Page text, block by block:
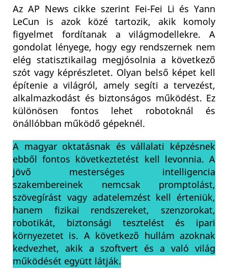
Az AP News cikke szerint Fei-Fei Li és Yann
LeCun is azok közé tartozik, akik komoly
figyelmet fordítanak a világmodellekre. A
gondolat lényege, hogy egy rendszernek nem
elég statisztikailag megjósolnia a következő
szót vagy képrészletet. Olyan belső képet kell
építenie a világról, amely segíti a tervezést,
alkalmazkodást és biztonságos működést. Ez
különösen fontos lehet robotoknál és
önállóbban működő gépeknél.
A magyar oktatásnak és vállalati képzésnek
ebből fontos következtetést kell levonnia. A
jövő mesterséges intelligencia
szakembereinek nemcsak promptolást,
szövegírást vagy adatelemzést kell érteniük,
hanem fizikai rendszereket, szenzorokat,
robotikát, biztonsági tesztelést és ipari
környezetet is. A következő hullám azoknak
kedvezhet, akik a szoftvert és a való világ
működését együtt látják.